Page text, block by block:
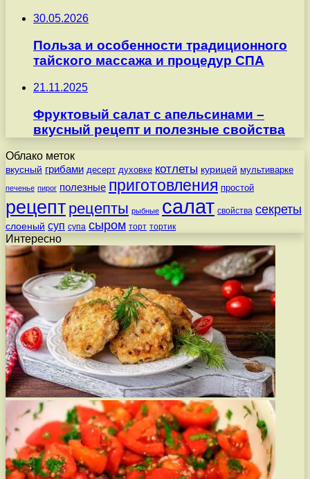
30.05.2026
Польза и особенности традиционного
тайского массажа и процедур СПА
21.11.2025
Фруктовый салат с апельсинами –
вкусный рецепт и полезные свойства
Облако меток
вкусный грибами десерт духовке котлеты курицей мультиварке
печенье пирог полезные приготовления простой
рецепт рецепты рыбные салат свойства секреты
слоеный суп супа сыром торт тортик
Интересно